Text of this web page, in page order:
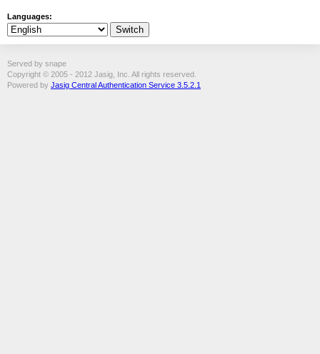
Languages:
Served by snape
Copyright © 2005 - 2012 Jasig, Inc. All rights reserved.
Powered by Jasig Central Authentication Service 3.5.2.1